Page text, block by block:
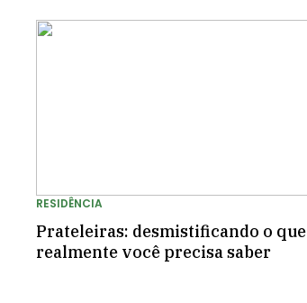
Prateleiras: desmistificando o que
realmente você precisa saber
RESIDÊNCIA